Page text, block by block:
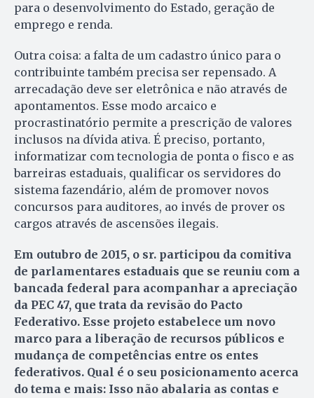
para o desenvolvimento do Estado, geração de
emprego e renda.
Outra coisa: a falta de um cadastro único para o
contribuinte também precisa ser repensado. A
arrecadação deve ser eletrônica e não através de
apontamentos. Esse modo arcaico e
procrastinatório permite a prescrição de valores
inclusos na dívida ativa. É preciso, portanto,
informatizar com tecnologia de ponta o fisco e as
barreiras estaduais, qualificar os servidores do
sistema fazendário, além de promover novos
concursos para auditores, ao invés de prover os
cargos através de ascensões ilegais.
Em outubro de 2015, o sr. participou da comitiva
de parlamentares estaduais que se reuniu com a
bancada federal para acompanhar a apreciação
da PEC 47, que trata da revisão do Pacto
Federativo. Esse projeto estabelece um novo
marco para a liberação de recursos públicos e
mudança de competências entre os entes
federativos. Qual é o seu posicionamento acerca
do tema e mais: Isso não abalaria as contas e